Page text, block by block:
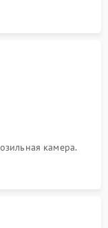
камера.